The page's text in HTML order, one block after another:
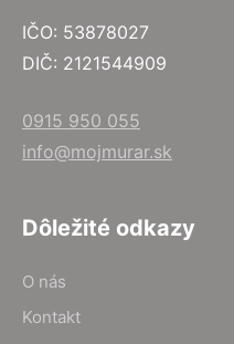
IČO: 53878027
DIČ: 2121544909
0915 950 055
info@mojmurar.sk
Dôležité odkazy
O nás
Kontakt